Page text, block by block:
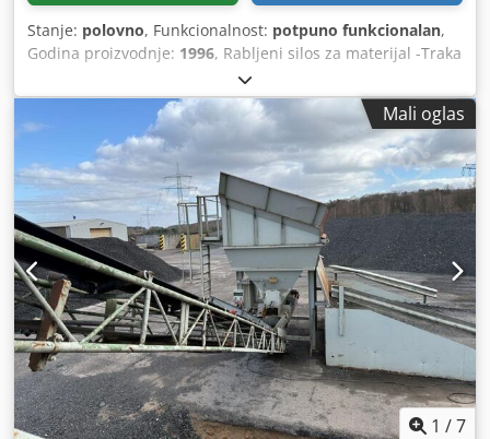
Stanje: polovno, Funkcionalnost: potpuno funkcionalan,
Godina proizvodnje: 1996, Rabljeni silos za materijal -Traka
za odvođenje -Transportna traka Dsdpfx Aszq S Aveclskr
Mali oglas
1 /7